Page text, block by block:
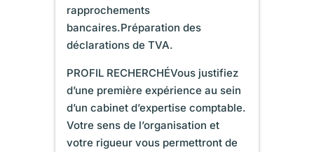
rapprochements
bancaires.Préparation des
déclarations de TVA.
PROFIL RECHERCHÉVous justifiez
d’une première expérience au sein
d’un cabinet d’expertise comptable.
Votre sens de l’organisation et
votre rigueur vous permettront de